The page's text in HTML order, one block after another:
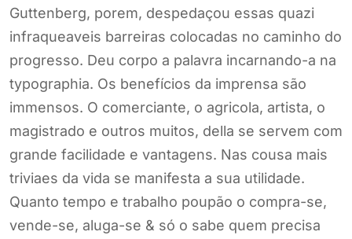
Guttenberg, porem, despedaçou essas quazi
infraqueaveis barreiras colocadas no caminho do
progresso. Deu corpo a palavra incarnando-a na
typographia. Os benefícios da imprensa são
immensos. O comerciante, o agricola, artista, o
magistrado e outros muitos, della se servem com
grande facilidade e vantagens. Nas cousa mais
triviaes da vida se manifesta a sua utilidade.
Quanto tempo e trabalho poupão o compra-se,
vende-se, aluga-se & só o sabe quem precisa